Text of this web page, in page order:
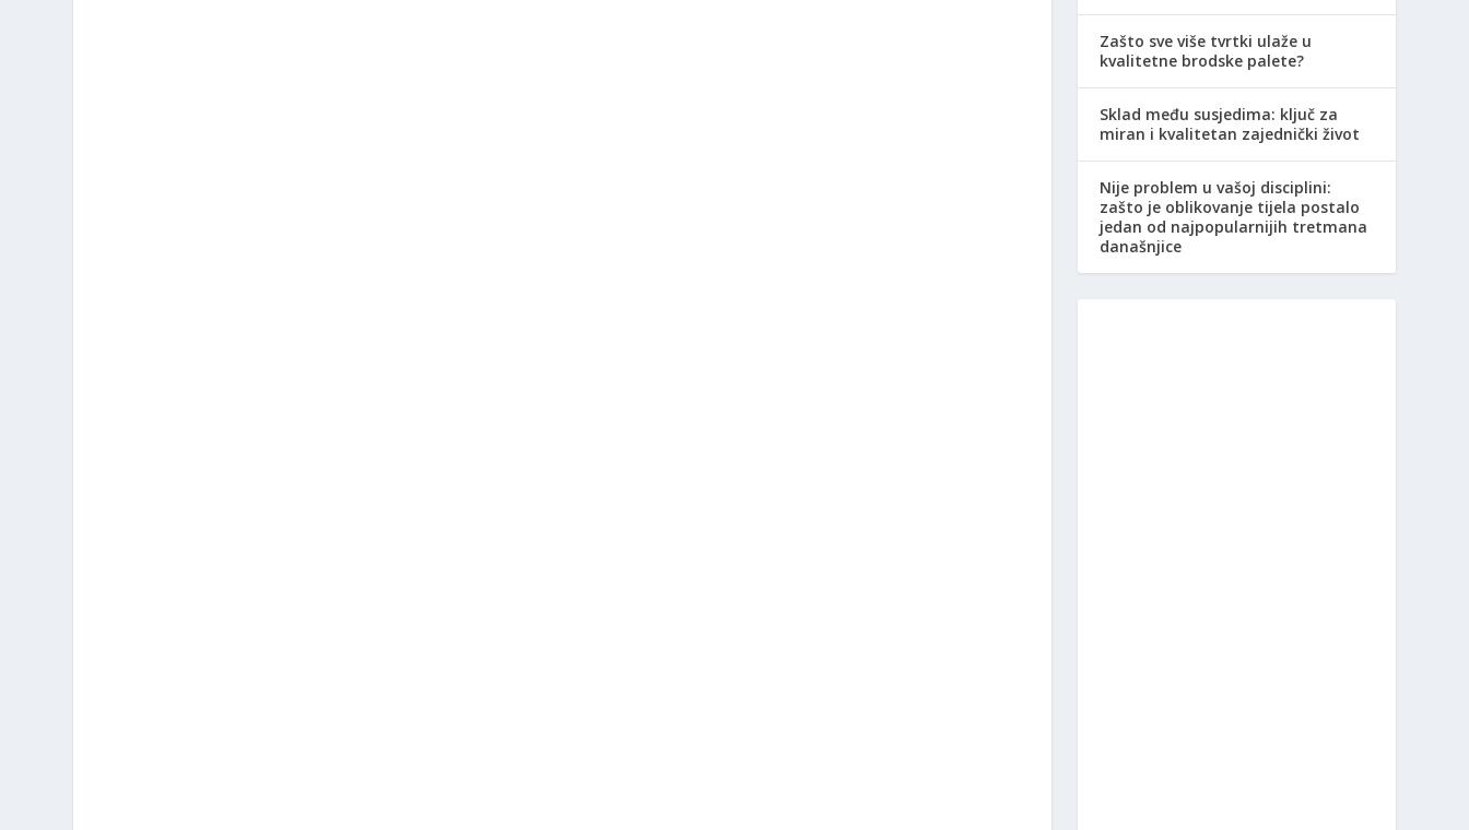
Zašto sve više tvrtki ulaže u
kvalitetne brodske palete?
Sklad među susjedima: ključ za
miran i kvalitetan zajednički život
Nije problem u vašoj disciplini:
zašto je oblikovanje tijela postalo
jedan od najpopularnijih tretmana
današnjice